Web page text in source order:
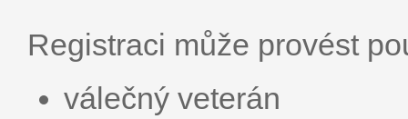
Registraci může provést
válečný veterán